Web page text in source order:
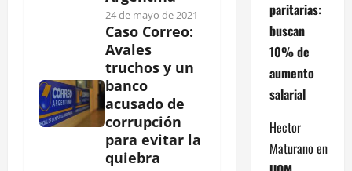
24 de mayo de 2021
Caso Correo:
Avales
truchos y un
banco
acusado de
corrupción
para evitar la
quiebra
paritarias:
buscan
10% de
aumento
salarial
Hector
Maturano en